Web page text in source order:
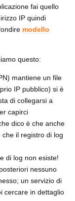
fai quello
IP quindi
modello
questo:
mantiene un file
IP pubblico) si è
di collegarsi a
capirci
dico è che anche
il registro di log
di log non esiste!
nessuno
un servizio di
cercare in dettaglio